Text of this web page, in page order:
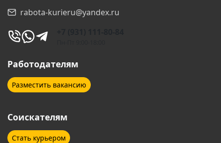
Горно-Алтайск
Дзержинск
Домодедово
Елабуга
rabota-kurieru@yandex.ru
Работодателям
Разместить вакансию
Соискателям
Стать курьером